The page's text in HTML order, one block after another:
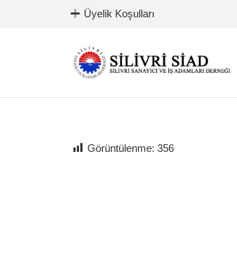
Üyelik Koşulları
Görüntülenme: 356